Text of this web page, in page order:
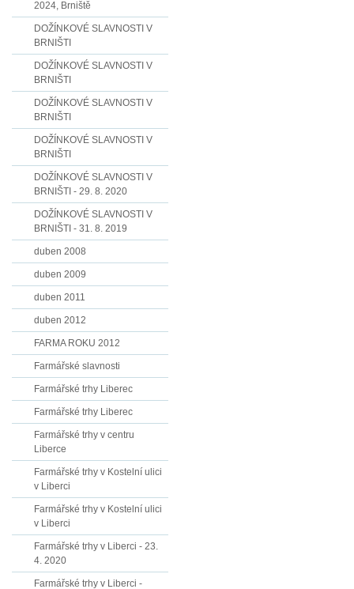
2024, Brniště
DOŽÍNKOVÉ SLAVNOSTI V
BRNIŠTI
DOŽÍNKOVÉ SLAVNOSTI V
BRNIŠTI
DOŽÍNKOVÉ SLAVNOSTI V
BRNIŠTI
DOŽÍNKOVÉ SLAVNOSTI V
BRNIŠTI
DOŽÍNKOVÉ SLAVNOSTI V
BRNIŠTI - 29. 8. 2020
DOŽÍNKOVÉ SLAVNOSTI V
BRNIŠTI - 31. 8. 2019
duben 2008
duben 2009
duben 2011
duben 2012
FARMA ROKU 2012
Farmářské slavnosti
Farmářské trhy Liberec
Farmářské trhy Liberec
Farmářské trhy v centru
Liberce
Farmářské trhy v Kostelní ulici
v Liberci
Farmářské trhy v Kostelní ulici
v Liberci
Farmářské trhy v Liberci - 23.
4. 2020
Farmářské trhy v Liberci -